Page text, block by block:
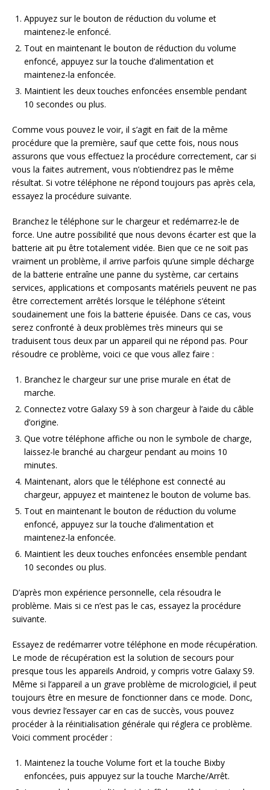
Appuyez sur le bouton de réduction du volume et
maintenez-le enfoncé.
Tout en maintenant le bouton de réduction du volume
enfoncé, appuyez sur la touche d’alimentation et
maintenez-la enfoncée.
Maintient les deux touches enfoncées ensemble pendant
10 secondes ou plus.
Comme vous pouvez le voir, il s’agit en fait de la même
procédure que la première, sauf que cette fois, nous nous
assurons que vous effectuez la procédure correctement, car si
vous la faites autrement, vous n’obtiendrez pas le même
résultat. Si votre téléphone ne répond toujours pas après cela,
essayez la procédure suivante.
Branchez le téléphone sur le chargeur et redémarrez-le de
force. Une autre possibilité que nous devons écarter est que la
batterie ait pu être totalement vidée. Bien que ce ne soit pas
vraiment un problème, il arrive parfois qu’une simple décharge
de la batterie entraîne une panne du système, car certains
services, applications et composants matériels peuvent ne pas
être correctement arrêtés lorsque le téléphone s’éteint
soudainement une fois la batterie épuisée. Dans ce cas, vous
serez confronté à deux problèmes très mineurs qui se
traduisent tous deux par un appareil qui ne répond pas. Pour
résoudre ce problème, voici ce que vous allez faire :
Branchez le chargeur sur une prise murale en état de
marche.
Connectez votre Galaxy S9 à son chargeur à l’aide du câble
d’origine.
Que votre téléphone affiche ou non le symbole de charge,
laissez-le branché au chargeur pendant au moins 10
minutes.
Maintenant, alors que le téléphone est connecté au
chargeur, appuyez et maintenez le bouton de volume bas.
Tout en maintenant le bouton de réduction du volume
enfoncé, appuyez sur la touche d’alimentation et
maintenez-la enfoncée.
Maintient les deux touches enfoncées ensemble pendant
10 secondes ou plus.
D’après mon expérience personnelle, cela résoudra le
problème. Mais si ce n’est pas le cas, essayez la procédure
suivante.
Essayez de redémarrer votre téléphone en mode récupération.
Le mode de récupération est la solution de secours pour
presque tous les appareils Android, y compris votre Galaxy S9.
Même si l’appareil a un grave problème de micrologiciel, il peut
toujours être en mesure de fonctionner dans ce mode. Donc,
vous devriez l’essayer car en cas de succès, vous pouvez
procéder à la réinitialisation générale qui réglera ce problème.
Voici comment procéder :
Maintenez la touche Volume fort et la touche Bixby
enfoncées, puis appuyez sur la touche Marche/Arrêt.